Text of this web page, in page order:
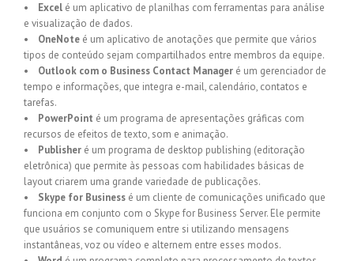
• Excel é um aplicativo de planilhas com ferramentas para análise
e visualização de dados.
• OneNote é um aplicativo de anotações que permite que vários
tipos de conteúdo sejam compartilhados entre membros da equipe.
• Outlook com o Business Contact Manager é um gerenciador de
tempo e informações, que integra e-mail, calendário, contatos e
tarefas.
• PowerPoint é um programa de apresentações gráficas com
recursos de efeitos de texto, som e animação.
• Publisher é um programa de desktop publishing (editoração
eletrônica) que permite às pessoas com habilidades básicas de
layout criarem uma grande variedade de publicações.
• Skype for Business é um cliente de comunicações unificado que
funciona em conjunto com o Skype for Business Server. Ele permite
que usuários se comuniquem entre si utilizando mensagens
instantâneas, voz ou vídeo e alternem entre esses modos.